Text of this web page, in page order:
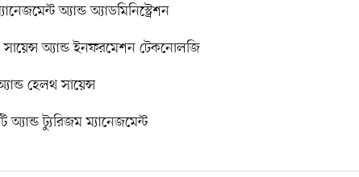
অ্যান্ড অ্যাডমিনিস্ট্রেশন
সায়েন্স অ্যান্ড ইনফরমেশন টেকনোলজি
হেলথ সায়েন্স
অ্যান্ড ট্যুরিজম ম্যানেজমেন্ট